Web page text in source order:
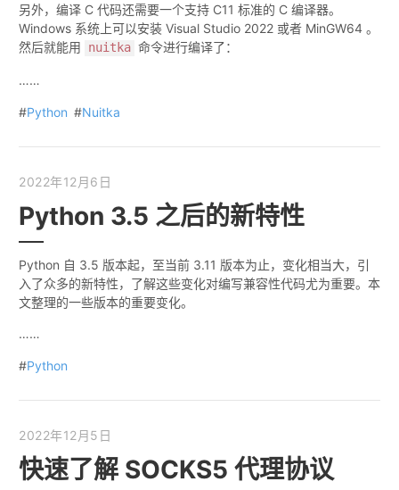
另外，编译 C 代码还需要一个支持 C11 标准的 C 编译器。
Windows 系统上可以安装 Visual Studio 2022 或者 MinGW64 。
然后就能用
nuitka 命令进行编译了：
……
#Python #Nuitka
2022年12月6日
Python 3.5 之后的新特性
Python 自 3.5 版本起，至当前 3.11 版本为止，变化相当大，引
入了众多的新特性，了解这些变化对编写兼容性代码尤为重要。本
文整理的一些版本的重要变化。
……
#Python
2022年12月5日
快速了解 SOCKS5 代理协议